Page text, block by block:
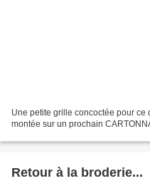
Une petite grille concoctée pour ce
montée sur un prochain
Retour à la broderie...